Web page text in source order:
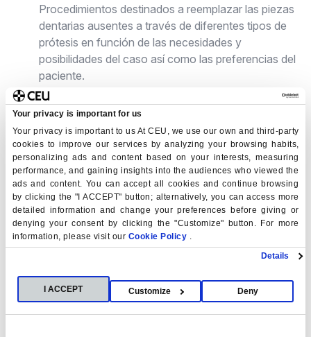
Your privacy is important for us
Your privacy is important to us At CEU, we use our own and third-party
cookies to improve our services by analyzing your browsing habits,
personalizing ads and content based on your interests, measuring
performance, and gaining insights into the audiences who viewed the
ads and content. You can accept all cookies and continue browsing
by clicking the "I ACCEPT" button; alternatively, you can access more
detailed information and change your preferences before giving or
denying your consent by clicking the "Customize" button. For more
information, please visit our Cookie Policy .
Details
I ACCEPT Customize Deny
Procedimientos destinados a reemplazar las piezas
dentarias ausentes a través de diferentes tipos de
prótesis en función de las necesidades y
posibilidades del caso así como las preferencias del
paciente.
Ortodoncia
Procedimientos destinados al estudio, diagnóstico y
tratamiento de las anomalías de forma, posición,
relación y función de las estructuras
dentomaxilofaciales siendo su objetivo lograr el
alineamiento de los dientes con un correcto
equilibrio funcional de la boca y de la cara, y con la
mejora, al mismo tiempo, de la estética dental.
Procedimientos encargados del cuidado oral
terapéutico y preventivo de adolescentes y niños,